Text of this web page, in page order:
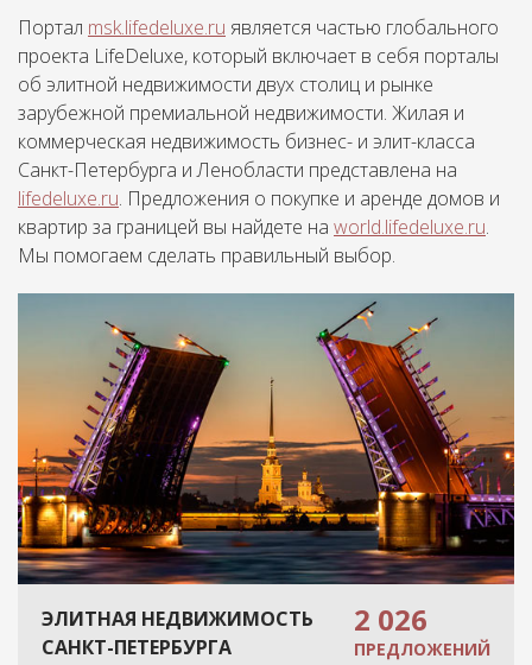
Портал msk.lifedeluxe.ru является частью глобального
проекта LifeDeluxe, который включает в себя порталы
об элитной недвижимости двух столиц и рынке
зарубежной премиальной недвижимости. Жилая и
коммерческая недвижимость бизнес- и элит-класса
Санкт-Петербурга и Ленобласти представлена на
lifedeluxe.ru. Предложения о покупке и аренде домов и
квартир за границей вы найдете на world.lifedeluxe.ru.
Мы помогаем сделать правильный выбор.
ЭЛИТНАЯ НЕДВИЖИМОСТЬ
САНКТ-ПЕТЕРБУРГА
2 026
ПРЕДЛОЖЕНИЙ